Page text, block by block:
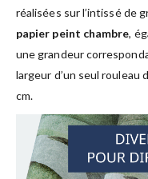
réalisées sur l’intissé de
papier peint chambre,
une grandeur
largeur d’un seul rouleau
cm.